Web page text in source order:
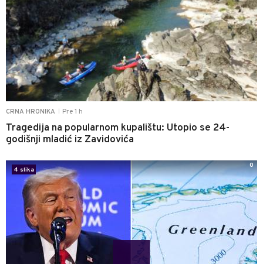
CRNA HRONIKA Pre 1 h
Tragedija na popularnom kupalištu: Utopio se 24-
godišnji mladić iz Zavidovića
4 slika
0